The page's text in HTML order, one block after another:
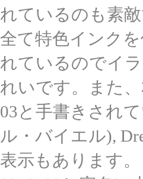
れているのも素
全て特色インク
れているのでイ
れいです。また
03と手書きされ
ル・バイエル),
表示もあります